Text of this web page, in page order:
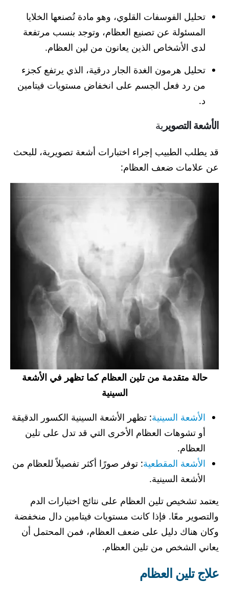
تحليل الفوسفات القلوي، وهو مادة تُصنعها الخلايا
المسئولة عن تصنيع العظام، وتوجد بنسب مرتفعة
لدى الأشخاص الذين يعانون من لين العظام.
تحليل هرمون الغدة الجار درقية، الذي يرتفع كجزء
من رد فعل الجسم على انخفاض مستويات فيتامين
د.
الأشعة التصوير ية
قد يطلب الطبيب إجراء اختبارات أشعة تصويرية، للبحث
عن علامات ضعف العظام:
حالة متقدمة من تلين العظام كما تظهر في الأشعة
السينية
الأشعة السينية: تظهر الأشعة السينية الكسور الدقيقة
أو تشوهات العظام الأخرى التي قد تدل على تلين
العظام.
الأشعة المقطعية: توفر صورًا أكثر تفصيلاً للعظام من
الأشعة السينية.
يعتمد تشخيص تلين العظام على نتائج اختبارات الدم
والتصوير معًا. فإذا كانت مستويات فيتامين دال منخفضة
وكان هناك دليل على ضعف العظام، فمن المحتمل أن
يعاني الشخص من تلين العظام.
علاج تلين العظام